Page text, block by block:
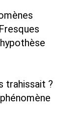
trahissait ?